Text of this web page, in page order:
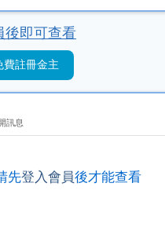
後即可查看
費註冊金主
訊息
先登入會員後才能查看